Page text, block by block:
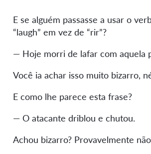
E se alguém passasse a usar o
“laugh” em vez de “rir”?
— Hoje morri de lafar com aquela
Você ia achar isso muito bizarro,
E como lhe parece esta frase?
— O atacante driblou e chutou.
Achou bizarro? Provavelmente